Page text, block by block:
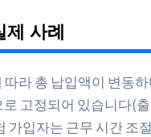
제 사례
라 총 납입액이 변동
로 고정되어 있습니다(출
가입자는 근무 시간 조